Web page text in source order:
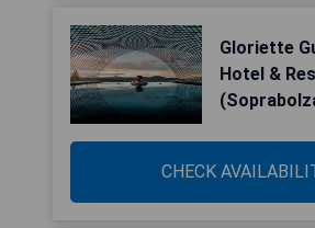
Gloriette
Hotel &
CHECK